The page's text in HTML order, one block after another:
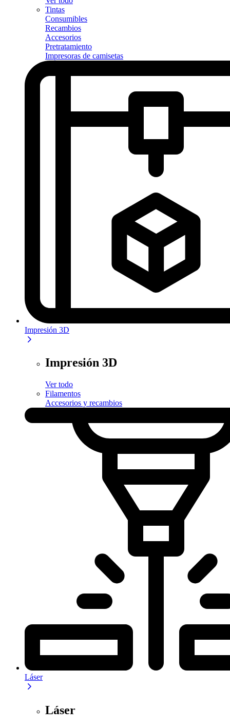
Tintas
Consumibles
Recambios
Accesorios
Pretratamiento
Impresoras de camisetas
Impresión 3D
Impresión 3D
Ver todo
Filamentos
Accesorios y recambios
Láser
Láser